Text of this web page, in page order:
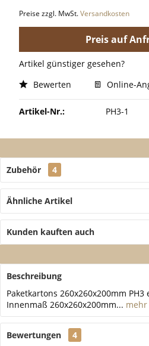
Preise zzgl. MwSt.Versandkosten
Preis auf
Artikel günstiger gesehen?
Bewerten
Online-
Artikel-Nr.: PH3-1
Zubehör 4
Ähnliche Artikel
Kunden kauften auch
Beschreibung
Paketkartons 260x260x200mm
Innenmaß 260x260x200mm... mehr
Bewertungen
4